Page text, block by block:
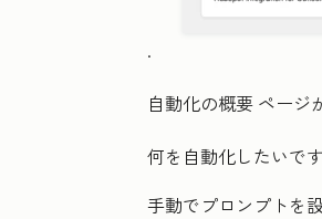
.
自動化の概要 ページ
何を自動化したいで
手動でプロンプトを